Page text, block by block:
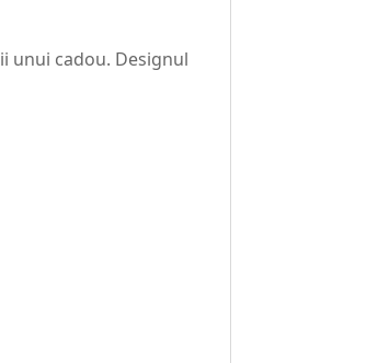
unui cadou. Designul